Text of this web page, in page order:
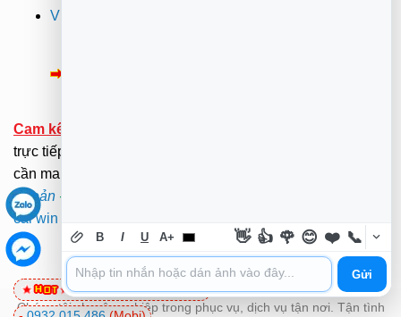
Vi tính Trường Thịnh
Cam kết:
trực tiếp của Khách hàng.(Hãy ở nhà gọi dịch vụ không
cần mang ra ngoài nắng mưa ). .
Khoản -
cài win quận thủ đức
0981 81 32 72(Viettel)
Chúng tôi chuyên nghiệp trong phục vụ, dịch vụ tận nơi. Tận tình
B I U A+ 👋 👍 🌹 😊 ❤️ 📞
Gửi